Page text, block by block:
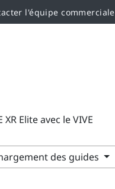
l'équipe commerciale
Elite avec le VIVE
des guides